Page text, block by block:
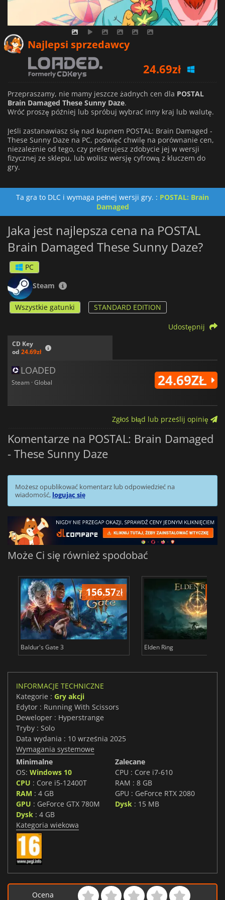
Najlepsi sprzedawcy
24.69zł
Przepraszamy, nie mamy jeszcze żadnych cen dla POSTAL
Brain Damaged These Sunny Daze.
Wróć proszę później lub spróbuj wybrać inny kraj lub walutę.
Jeśli zastanawiasz się nad kupnem POSTAL: Brain Damaged -
These Sunny Daze na PC, poświęć chwilę na porównanie cen,
niezależnie od tego, czy preferujesz zdobycie jej w wersji
fizycznej ze sklepu, lub wolisz wersję cyfrową z kluczem do
gry.
Ta gra to DLC i wymaga pełnej wersji gry. : POSTAL: Brain
Damaged
Jaka jest najlepsza cena na POSTAL
Brain Damaged These Sunny Daze?
PC
Steam
Wszystkie gatunki STANDARD EDITION
CD Key
od 24.69zł
Udostępnij
LOADED
Steam · Global 24.69ZŁ
Zgłoś błąd lub prześlij opinię
Komentarze na POSTAL: Brain Damaged
- These Sunny Daze
Możesz opublikować komentarz lub odpowiedzieć na
wiadomość, logując się
Może Ci się również spodobać
156.57zł
Baldur's Gate 3 Elden Ring
INFORMACJE TECHNICZNE
Kategorie : Gry akcji
Edytor : Running With Scissors
Deweloper : Hyperstrange
Tryby : Solo
Data wydania : 10 września 2025
Wymagania systemowe
Minimalne
OS: Windows 10
CPU : Core i5-12400T
RAM : 4 GB
GPU : GeForce GTX 780M
Dysk : 4 GB
Zalecane
CPU : Core i7-610
RAM : 8 GB
GPU : GeForce RTX 2080
Dysk : 15 MB
Kategoria wiekowa
Ocena